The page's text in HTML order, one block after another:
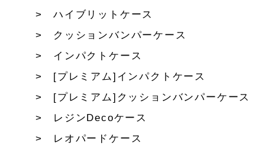
ハイブリットケース
クッションバンパーケース
インパクトケース
[プレミアム]インパクトケース
[プレミアム]クッションバンパーケース
レジンDecoケース
レオパードケース